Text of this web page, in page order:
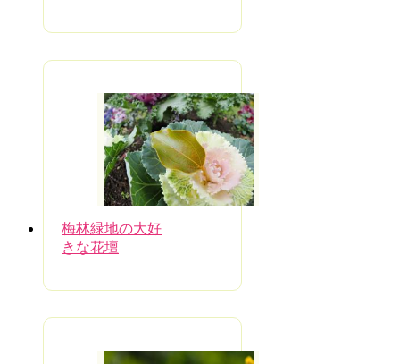
梅林緑地の大好
きな花壇